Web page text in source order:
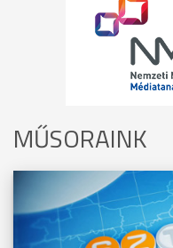
MŰSORAINK